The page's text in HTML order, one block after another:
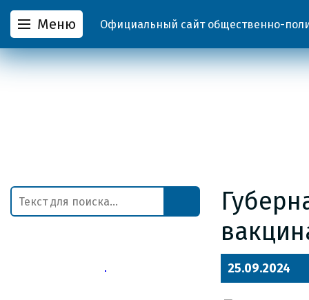
Меню Официальный сайт общественно-
25.09.2024